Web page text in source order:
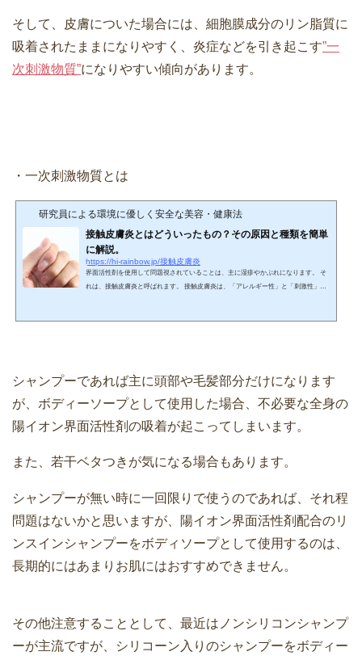
そして、皮膚についた場合には、細胞膜成分のリン脂質に
吸着されたままになりやすく、炎症などを引き起こす”一
次刺激物質”になりやすい傾向があります。
・一次刺激物質とは
研究員による環境に優しく安全な美容・健康法
接触皮膚炎とはどういったもの？その原因と種類を簡単
に解説。
https://hi-rainbow.jp/接触皮膚炎
界面活性剤を使用して問題視されていることは、主に湿疹やかぶれになります。 そ
れは、接触皮膚炎と呼ばれます。 接触皮膚炎は、「アレルギー性」と「刺激性」に
シャンプーであれば主に頭部や毛髪部分だけになります
が、ボディーソープとして使用した場合、不必要な全身の
陽イオン界面活性剤の吸着が起こってしまいます。
また、若干ベタつきが気になる場合もあります。
シャンプーが無い時に一回限りで使うのであれば、それ程
問題はないかと思いますが、陽イオン界面活性剤配合のリ
ンスインシャンプーをボディソープとして使用するのは、
長期的にはあまりお肌にはおすすめできません。
その他注意することとして、最近はノンシリコンシャンプ
ーが主流ですが、シリコーン入りのシャンプーをボディー